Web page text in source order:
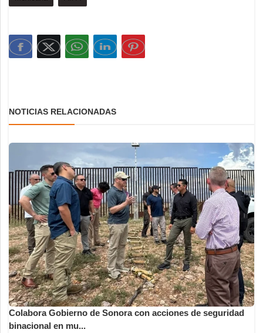
NOTICIAS RELACIONADAS
Colabora Gobierno de Sonora con acciones de seguridad
binacional en mu...